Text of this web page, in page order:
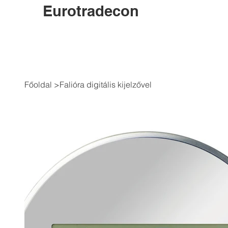
Eurotradecon
Főoldal >Falióra digitális kijelzővel